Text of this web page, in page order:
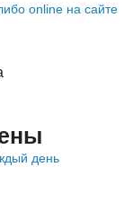
online на сайте
день